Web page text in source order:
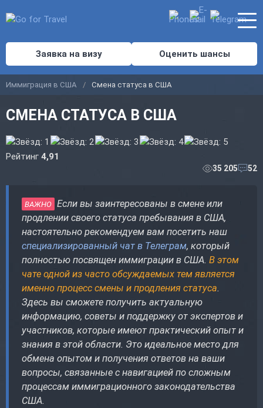
Заявка на визу Оценить шансы
Иммиграция в США Смена статуса в США
СМЕНА СТАТУСА В США
Рейтинг 4,91
35 205 52
ВАЖНО Если вы заинтересованы в смене или
продлении своего статуса пребывания в США,
настоятельно рекомендуем вам посетить наш
специализированный чат в Телеграм, который
полностью посвящен иммиграции в США. В этом
чате одной из часто обсуждаемых тем является
именно процесс смены и продления статуса.
Здесь вы сможете получить актуальную
информацию, советы и поддержку от экспертов и
участников, которые имеют практический опыт и
знания в этой области. Это идеальное место для
обмена опытом и получения ответов на ваши
вопросы, связанные с навигацией по сложным
процессам иммиграционного законодательства
США.